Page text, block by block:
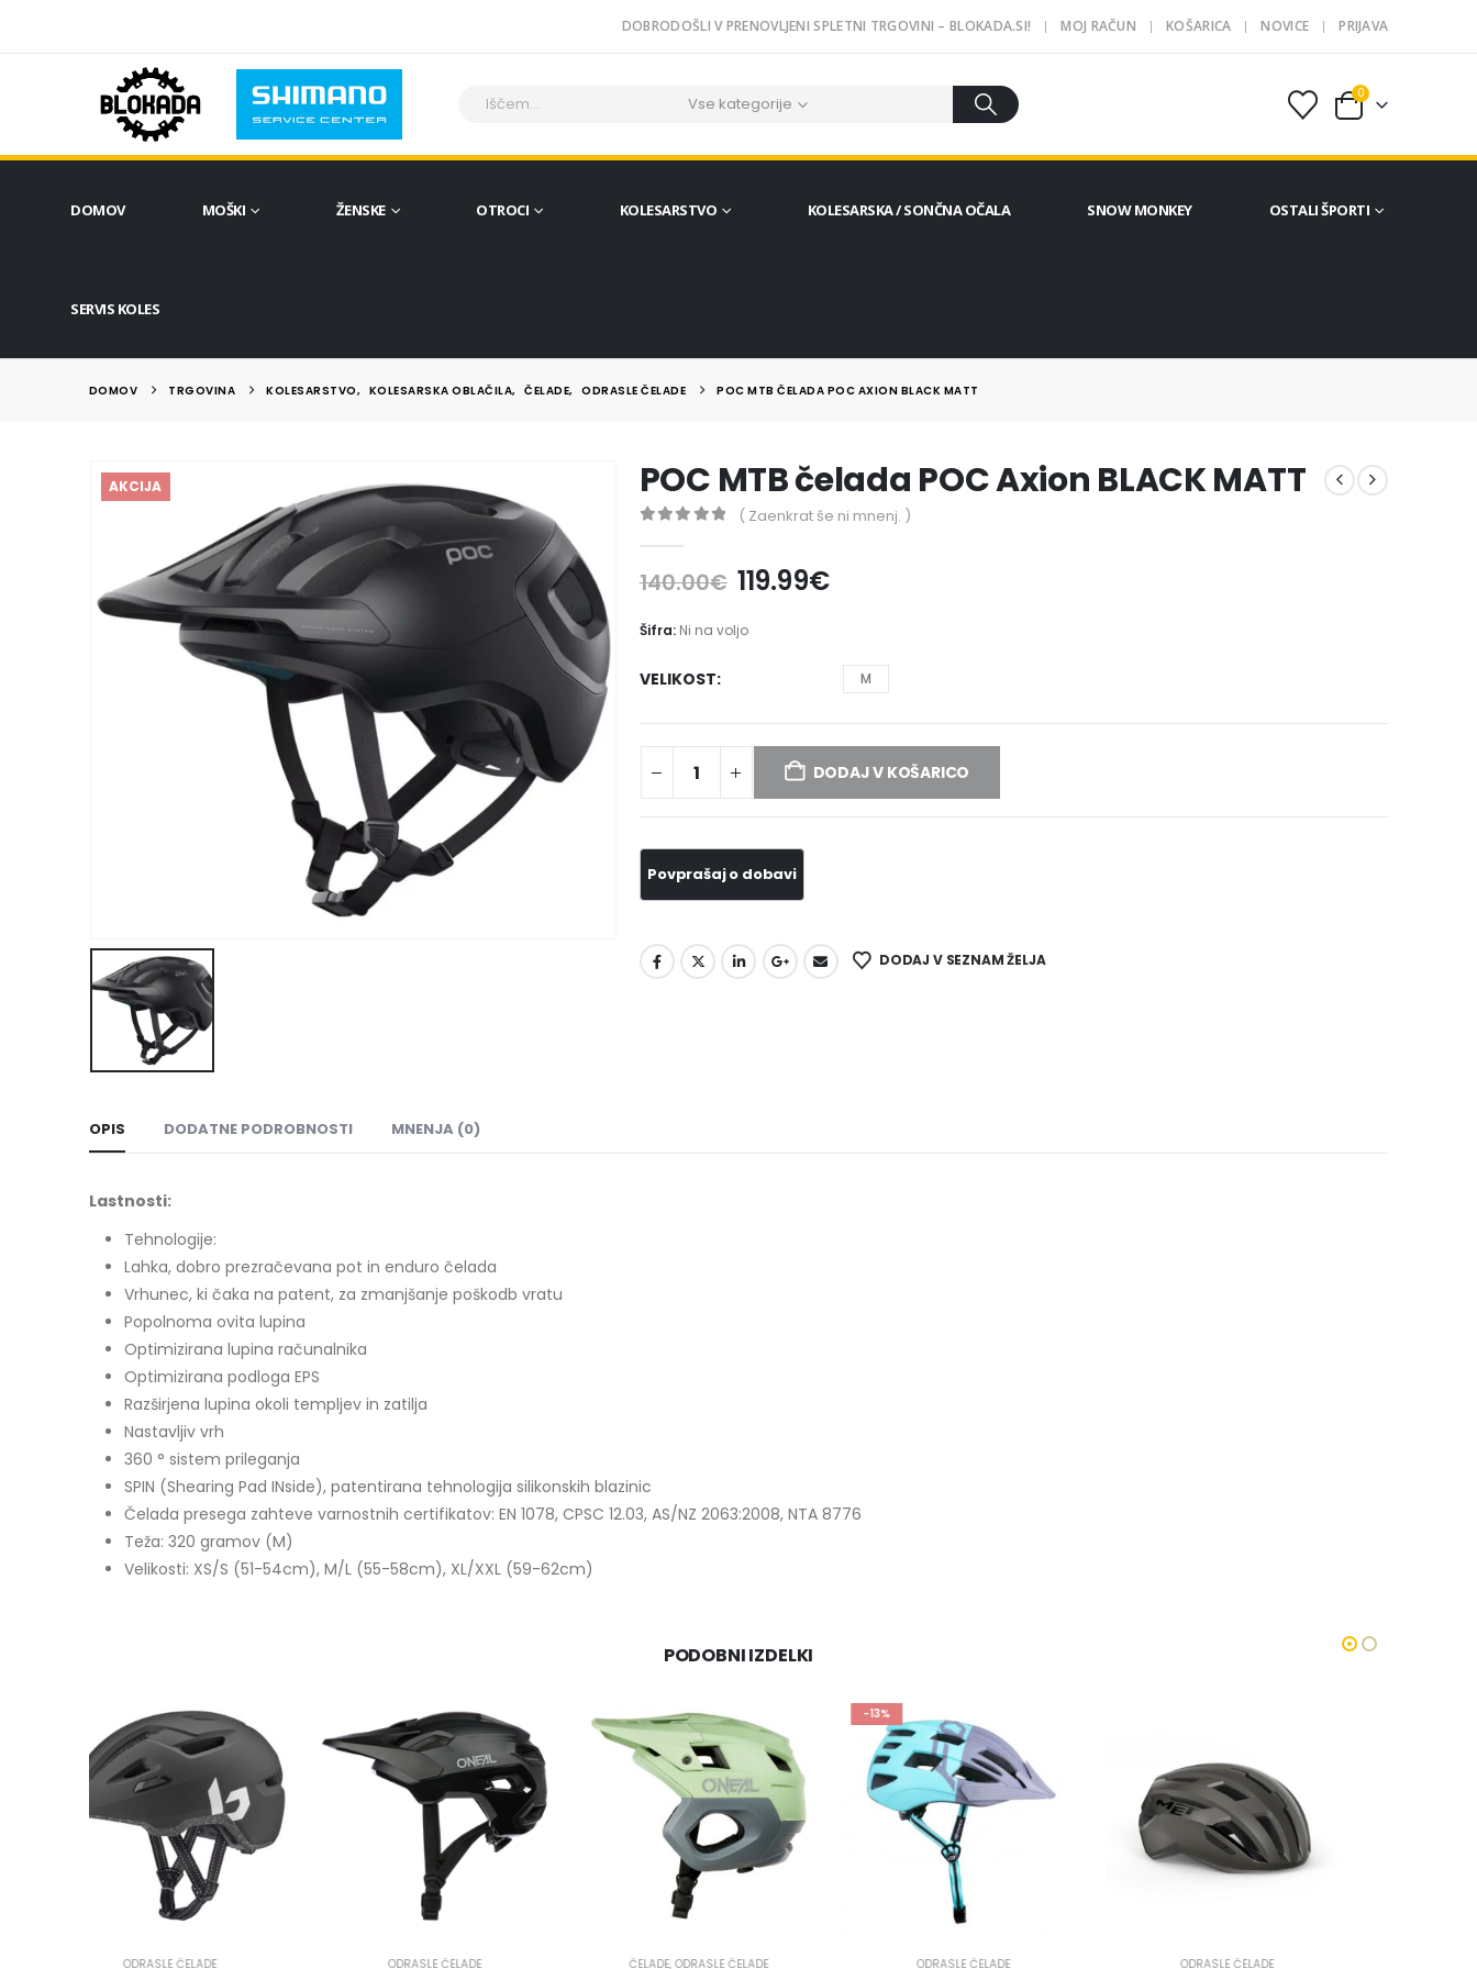
DOBRODOŠLI V PRENOVLJENI SPLETNI TRGOVINI – BLOKADA.SI! MOJ RAČUN KOŠARICA NOVICE PRIJAVA
Vse kategorije
0
DOMOV MOŠKI ŽENSKE OTROCI KOLESARSTVO KOLESARSKA / SONČNA OČALA SNOW MONKEY OSTALI ŠPORTI
SERVIS KOLES
DOMOV TRGOVINA KOLESARSTVO, KOLESARSKA OBLAČILA, ČELADE, ODRASLE ČELADE POC MTB ČELADA POC AXION BLACK MATT
AKCIJA POC MTB čelada POC Axion BLACK MATT
( Zaenkrat še ni mnenj. )
140.00€ 119.99€
Šifra: Ni na voljo
VELIKOST M
DODAJ V KOŠARICO
DODAJ V SEZNAM ŽELJA
OPIS DODATNE PODROBNOSTI MNENJA (0)
Lastnosti:
Tehnologije:
Lahka, dobro prezračevana pot in enduro čelada
Vrhunec, ki čaka na patent, za zmanjšanje poškodb vratu
Popolnoma ovita lupina
Optimizirana lupina računalnika
Optimizirana podloga EPS
Razširjena lupina okoli templjev in zatilja
Nastavljiv vrh
360 ° sistem prileganja
SPIN (Shearing Pad INside), patentirana tehnologija silikonskih blazinic
Čelada presega zahteve varnostnih certifikatov: EN 1078, CPSC 12.03, AS/NZ 2063:2008, NTA 8776
Teža: 320 gramov (M)
Velikosti: XS/S (51-54cm), M/L (55-58cm), XL/XXL (59-62cm)
PODOBNI IZDELKI
ODRASLE ČELADE ČELADE,ODRASLE ČELADE
-13%
ODRASLE ČELADE ODRASLE ČELADE FULL FACE ČELADE,ODRASLE ČELADE